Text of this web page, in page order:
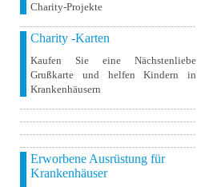
Charity-Projekte
Charity -Karten
Kaufen Sie eine Nächstenliebe
Grußkarte und helfen Kindern in
Krankenhäusern
Erworbene Ausrüstung für
Krankenhäuser